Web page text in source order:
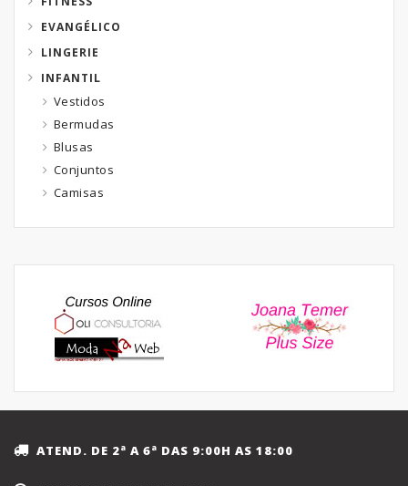
EVANGÉLICO
LINGERIE
INFANTIL
Vestidos
Bermudas
Blusas
Conjuntos
Camisas
ATEND. DE 2ª A 6ª DAS 9:00H AS 18:00